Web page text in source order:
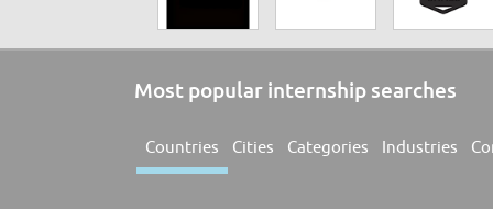
Most popular internship searches
Countries Cities Categories Industries